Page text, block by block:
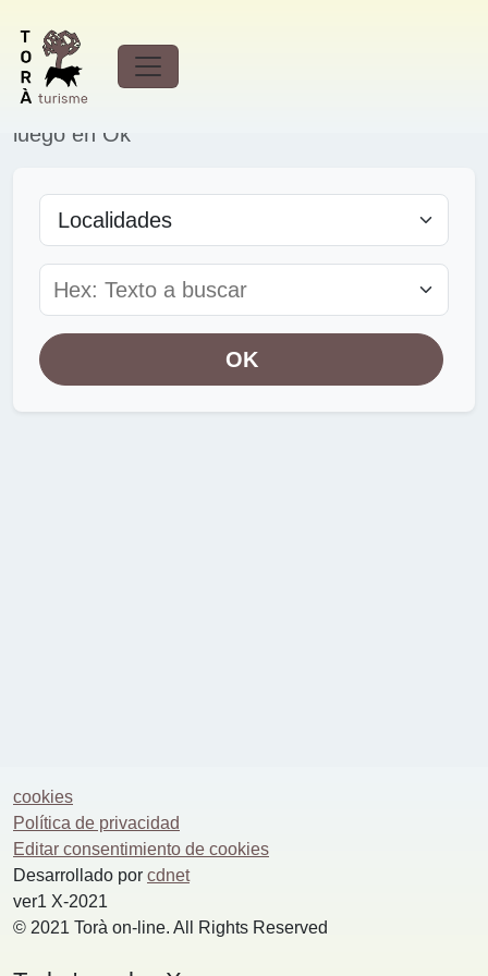
Seleccionar la opción. Empieza a escribir y te
presentará resultados. Pulsa en el deseado y
luego en Ok
Tipus
Cerca
OK
cookies
Política de privacidad
Editar consentimiento de cookies
Desarrollado por cdnet
ver1 X-2021
© 2021 Torà on-line. All Rights Reserved